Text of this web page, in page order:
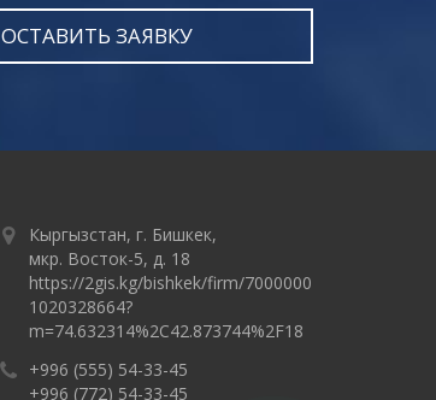
ОСТАВИТЬ ЗАЯВКУ
Кыргызстан, г. Бишкек,
мкр. Восток-5, д. 18
https://2gis.kg/bishkek/firm/7000000
1020328664?
m=74.632314%2C42.873744%2F18
+996 (555) 54-33-45
+996 (772) 54-33-45